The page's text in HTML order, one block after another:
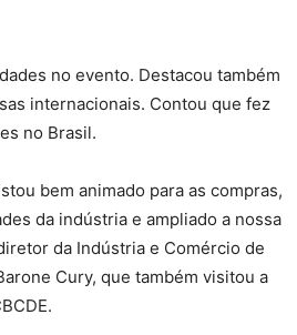
no evento. Destacou também
internacionais. Contou que fez
no Brasil.
bem animado para as compras,
da indústria e ampliado a nossa
da Indústria e Comércio de
Cury, que também visitou a